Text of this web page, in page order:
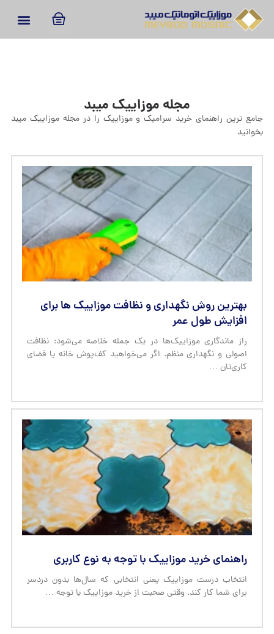
مجله موزاییک میبد
جامع ترین راهنمای خرید سرامیک و موزاییک را در مجله موزاییک میبد
بخوانید
بهترین روش نگهداری و نظافت موزاییک‌ ها برای
افزایش طول عمر
راز ماندگاری موزاییک‌ها در یک جمله خلاصه می‌شود: نظافت
اصولی و نگهداری منظم. اگر می‌خواهید کف‌پوش خانه یا فضای
کاری‌تان …
راهنمای خرید موزاییک با توجه به نوع کاربری
انتخاب درست موزاییک یعنی انتخابی که سال‌ها بدون دردسر
برای شما کار کند. وقتی صحبت از خرید موزاییک با توجه …